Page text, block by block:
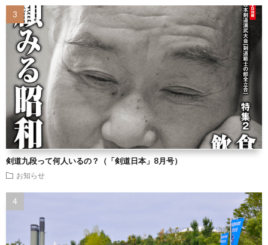
剣道九段って何人いるの？（「剣道日本」8月号）
お知らせ